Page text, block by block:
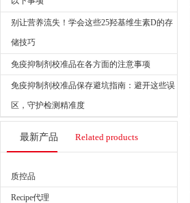
别让营养流失！学会这些25羟基维生素D的存
储技巧
免疫抑制剂校准品在各方面的注意事项
免疫抑制剂校准品保存避坑指南：避开这些误
区，守护检测精准度
最新产品 Related products
质控品
Recipe代理